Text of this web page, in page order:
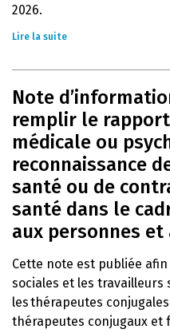
2026.
Lire la suite
Note
remplir le
médicale ou
reconnaissance
santé ou de
santé dans le
aux personnes
Cette note est publiée
sociales et les travailleurs
les thérapeutes
thérapeutes conjugaux et